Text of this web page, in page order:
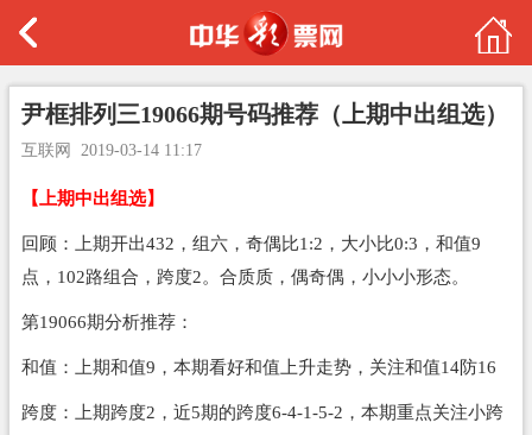
尹框排列三19066期号码推荐（上期中出组选）
互联网 2019-03-14 11:17
【上期中出组选】
回顾：上期开出432，组六，奇偶比1:2，大小比0:3，和值9
点，102路组合，跨度2。合质质，偶奇偶，小小小形态。
第19066期分析推荐：
和值：上期和值9，本期看好和值上升走势，关注和值14防16
跨度：上期跨度2，近5期的跨度6-4-1-5-2，本期重点关注小跨